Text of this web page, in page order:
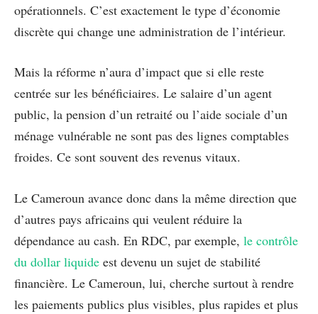
opérationnels. C’est exactement le type d’économie
discrète qui change une administration de l’intérieur.
Mais la réforme n’aura d’impact que si elle reste
centrée sur les bénéficiaires. Le salaire d’un agent
public, la pension d’un retraité ou l’aide sociale d’un
ménage vulnérable ne sont pas des lignes comptables
froides. Ce sont souvent des revenus vitaux.
Le Cameroun avance donc dans la même direction que
d’autres pays africains qui veulent réduire la
dépendance au cash. En RDC, par exemple, le contrôle
du dollar liquide est devenu un sujet de stabilité
financière. Le Cameroun, lui, cherche surtout à rendre
les paiements publics plus visibles, plus rapides et plus